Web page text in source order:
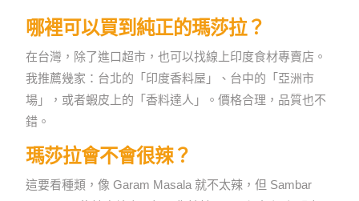
哪裡可以買到純正的瑪莎拉？
在台灣，除了進口超市，也可以找線上印度食材專賣店。
我推薦幾家：台北的「印度香料屋」、台中的「亞洲市
場」，或者蝦皮上的「香料達人」。價格合理，品質也不
錯。
瑪莎拉會不會很辣？
這要看種類，像 Garam Masala 就不太辣，但 Sambar